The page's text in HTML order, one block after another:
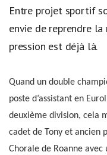
Entre projet sportif
envie de reprendre
pression est déjà là.
Quand un double
poste d’assistant en
deuxième division, cela
cadet de Tony et ancien
Chorale de Roanne